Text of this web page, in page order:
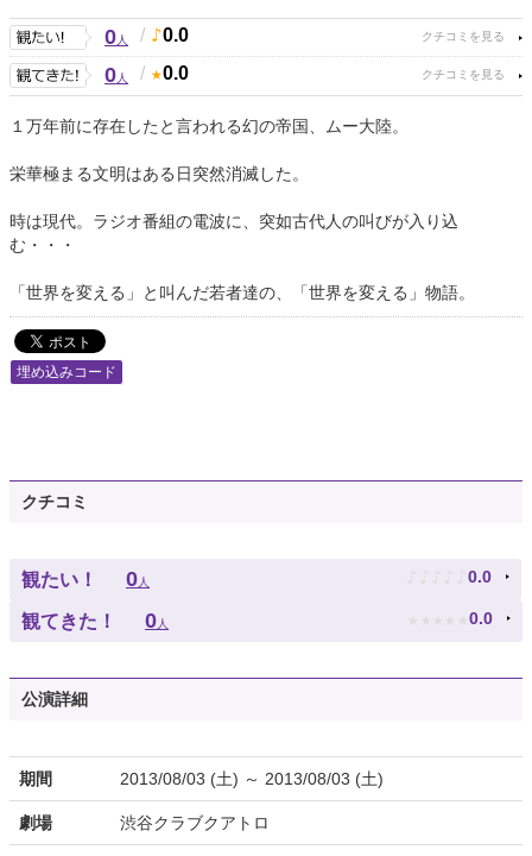
0人 / 0.0
0人 / 0.0
１万年前に存在したと言われる幻の帝国、ムー大陸。
栄華極まる文明はある日突然消滅した。
時は現代。ラジオ番組の電波に、突如古代人の叫びが入り込
む・・・
「世界を変える」と叫んだ若者達の、「世界を変える」物語。
埋め込みコード
クチコミ
観たい！ 0人 ♪ ♪ ♪ ♪ ♪ 0.0
観てきた！ 0人 ★ ★ ★ ★ ★ 0.0
公演詳細
期間 2013/08/03 (土) ～ 2013/08/03 (土)
劇場 渋谷クラブクアトロ